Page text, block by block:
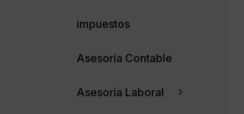
impuestos
Asesoría Contable
Asesoría Laboral